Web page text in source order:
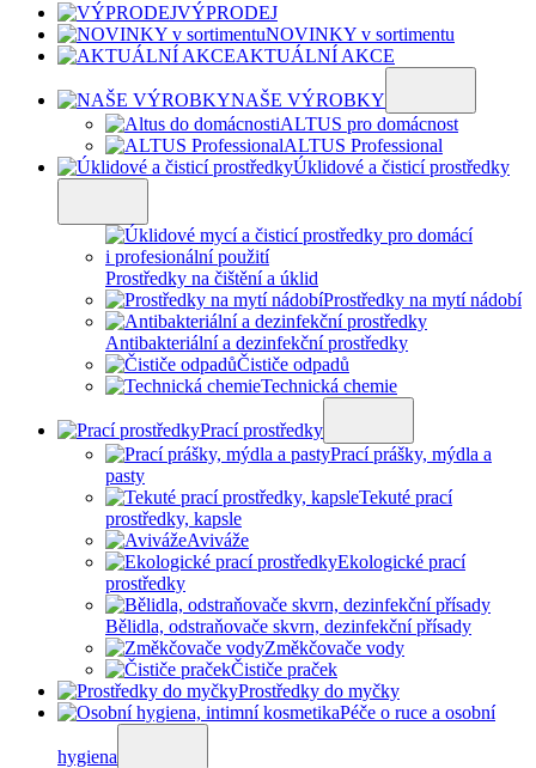
VÝPRODEJ
NOVINKY v sortimentu
AKTUÁLNÍ AKCE
NAŠE VÝROBKY
ALTUS pro domácnost
ALTUS Professional
Úklidové a čisticí prostředky
Prostředky na čištění a úklid
Prostředky na mytí nádobí
Antibakteriální a dezinfekční prostředky
Čističe odpadů
Technická chemie
Prací prostředky
Prací prášky, mýdla a
pasty
Tekuté prací
prostředky, kapsle
Aviváže
Ekologické prací
prostředky
Bělidla, odstraňovače skvrn, dezinfekční přísady
Změkčovače vody
Čističe praček
Prostředky do myčky
Péče o ruce a osobní
hygiena